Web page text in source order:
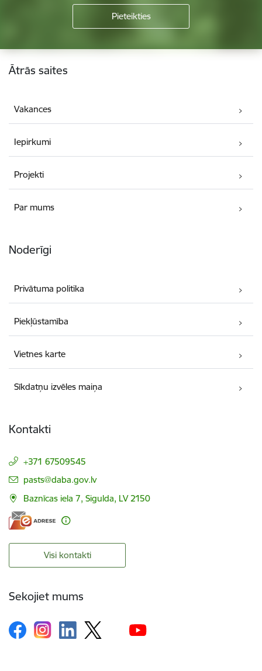
Kājene
Ātrās saites
Vakances
Iepirkumi
Projekti
Par mums
Noderīgi
Privātuma politika
Piekļūstamība
Vietnes karte
Sīkdatņu izvēles maiņa
Kontakti
+371 67509545
E-pasts:
pasts@daba.gov.lv
Baznīcas iela 7, Sigulda, LV 2150
Visi kontakti
Sekojiet mums